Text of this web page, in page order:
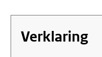
Verklaring